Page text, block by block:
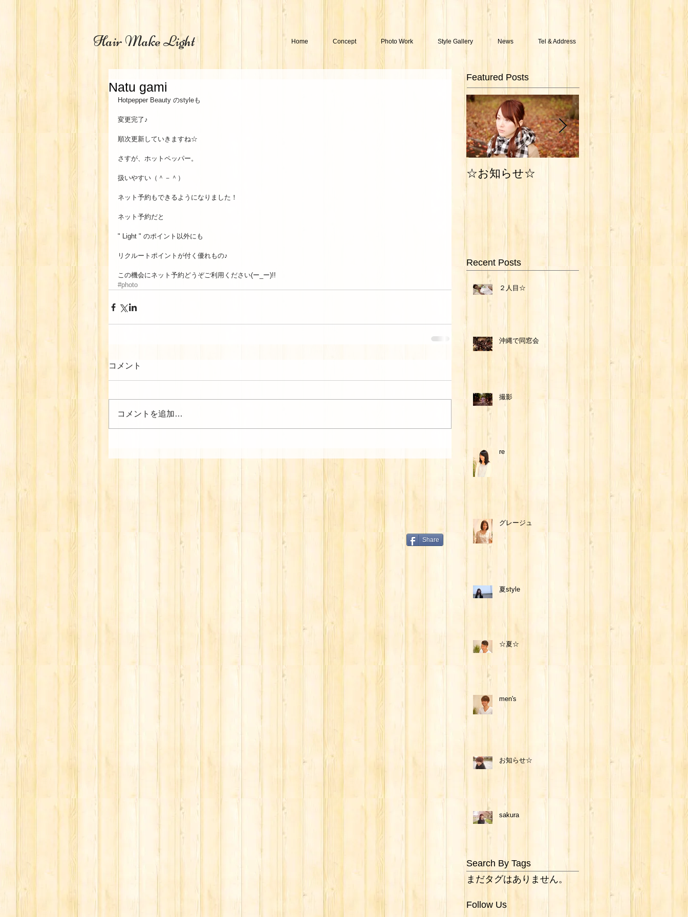
Hair Make Light Home Concept Photo Work Style Gallery News Tel & Address
Natu gami
Hotpepper Beauty のstyleも
変更完了♪
順次更新していきますね☆
さすが、ホットペッパー。
扱いやすい（＾－＾）
ネット予約もできるようになりました！
ネット予約だと
" Light " のポイント以外にも
リクルートポイントが付く優れもの♪
この機会にネット予約どうぞご利用ください(ー_ー)!!
#photo
コメント
コメントを追加…
Share
Featured Posts
☆お知らせ☆ Photo Work
Recent Posts
２人目☆
沖縄で同窓会
撮影
re
グレージュ
夏style
☆夏☆
men's
お知らせ☆
sakura
Search By Tags
まだタグはありません。
Follow Us